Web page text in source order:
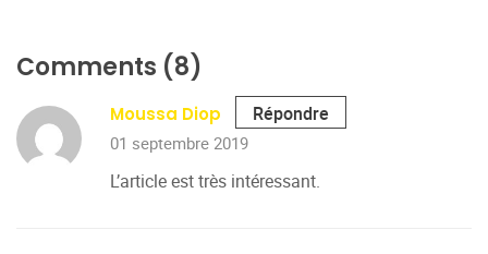
Comments (8)
Moussa Diop Répondre
01 septembre 2019
L’article est très intéressant.